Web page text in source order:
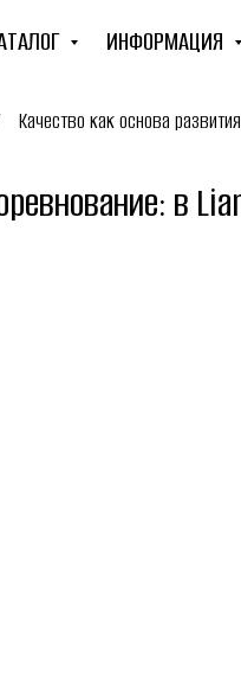
ИНФОРМАЦИЯ
Качество как основа
в